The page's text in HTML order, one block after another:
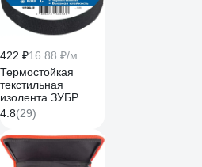
422 ₽16.88 ₽/м
Термостойкая
текстильная
изолента ЗУБР
Авто-Жгут 19 мм х
25 м 1236-2
4.8(29)